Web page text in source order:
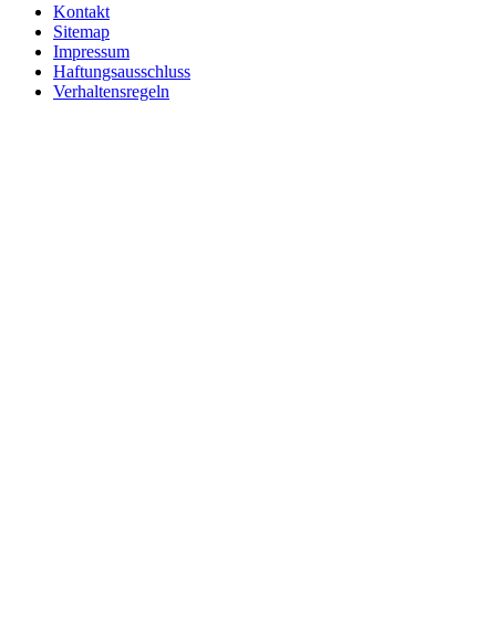
Kontakt
Sitemap
Impressum
Haftungsausschluss
Verhaltensregeln